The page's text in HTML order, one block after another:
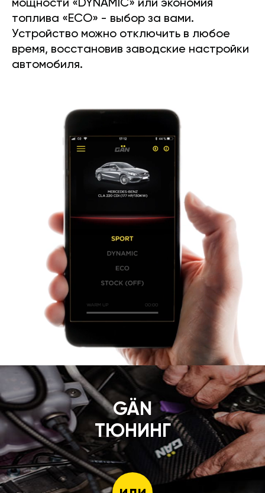
мощности «DYNAMIC» или экономия
топлива «ECO» - выбор за вами.
Устройство можно отключить в любое
время, восстановив заводские настройки
автомобиля.
GÄN
ТЮНИНГ